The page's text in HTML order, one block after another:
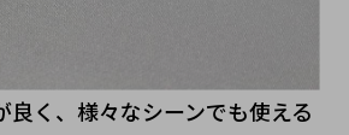
良く、様々なシーンでも使える